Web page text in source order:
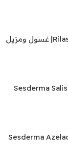
Rilastil Daily Care Milk Oil 400ML| غسول ومزيل
Sesderma
Sesderma